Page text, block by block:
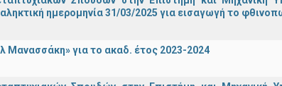
ημερομηνία 31/03/2025 για εισαγωγή το
Μανασσάκη» για το ακαδ. έτος 2023-2024